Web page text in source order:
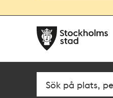
navigationen
huvudinnehållet
Fritextsök